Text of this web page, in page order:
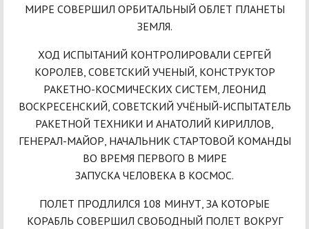
МИРЕ СОВЕРШИЛ ОРБИТАЛЬНЫЙ ОБЛЕТ ПЛАНЕТЫ
ЗЕМЛЯ.
ХОД ИСПЫТАНИЙ КОНТРОЛИРОВАЛИ СЕРГЕЙ
КОРОЛЕВ, СОВЕТСКИЙ УЧЕНЫЙ, КОНСТРУКТОР
РАКЕТНО-КОСМИЧЕСКИХ СИСТЕМ, ЛЕОНИД
ВОСКРЕСЕНСКИЙ, СОВЕТСКИЙ УЧЁНЫЙ-ИСПЫТАТЕЛЬ
РАКЕТНОЙ ТЕХНИКИ И АНАТОЛИЙ КИРИЛЛОВ,
ГЕНЕРАЛ-МАЙОР, НАЧАЛЬНИК СТАРТОВОЙ КОМАНДЫ
ВО ВРЕМЯ ПЕРВОГО В МИРЕ
ЗАПУСКА ЧЕЛОВЕКА В КОСМОС.
ПОЛЕТ ПРОДЛИЛСЯ 108 МИНУТ, ЗА КОТОРЫЕ
КОРАБЛЬ СОВЕРШИЛ СВОБОДНЫЙ ПОЛЕТ ВОКРУГ